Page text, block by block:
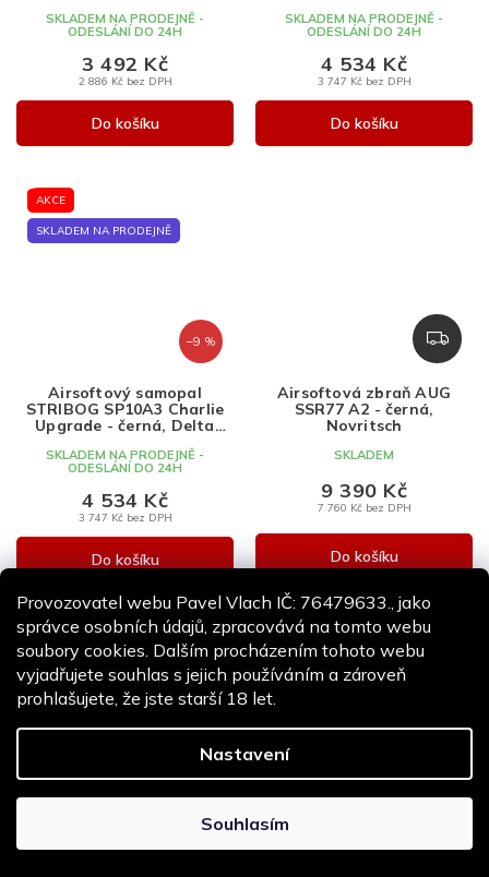
Provozovatel webu Pavel Vlach IČ: 76479633., jako
správce osobních údajů, zpracovává na tomto webu
soubory cookies. Dalším procházením tohoto webu
vyjadřujete souhlas s jejich používáním a zároveň
prohlašujete, že jste starší 18 let.
Nastavení
Souhlasím
SKLADEM NA PRODEJNĚ -
ODESLÁNÍ DO 24H
2 886 Kč bez DPH
3 492 Kč
Do košíku
SKLADEM NA PRODEJNĚ -
ODESLÁNÍ DO 24H
3 747 Kč bez DPH
4 534 Kč
Do košíku
AKCE
SKLADEM NA PRODEJNĚ
–9 %
Airsoftový samopal
STRIBOG SP10A3 Charlie
Upgrade - černá, Delta
SKLADEM NA PRODEJNĚ -
ODESLÁNÍ DO 24H
3 747 Kč bez DPH
4 534 Kč
Do košíku
Z
D
R
Airsoftová zbraň AUG
SSR77 A2 - černá,
Novritsch
SKLADEM
7 760 Kč bez DPH
9 390 Kč
Do košíku
Z
D
A
Airsoftová zbraň AR15
Carbine FE™ - černá,
Z
D
Airsoftová zbraň ARS4 12"
- černá, ECS, Classic Army